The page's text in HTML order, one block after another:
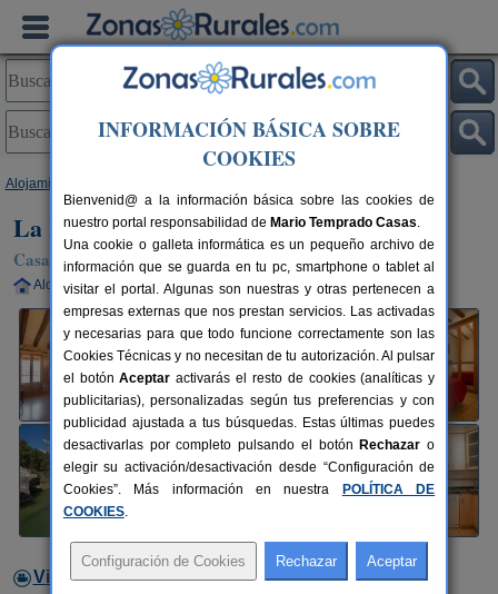
Alojamientos
La Posada Caseres
Casa Rural en Caseres (Tarragona)
Alquiler completo 2-5+1 plazas 100 km de Tarragona
Video
INFORMACIÓN BÁSICA SOBRE
COOKIES
Bienvenid@ a la información básica sobre las cookies de
nuestro portal responsabilidad de Mario Temprado Casas.
Una cookie o galleta informática es un pequeño archivo de
información que se guarda en tu pc, smartphone o tablet al
visitar el portal. Algunas son nuestras y otras pertenecen a
empresas externas que nos prestan servicios. Las activadas
y necesarias para que todo funcione correctamente son las
Cookies Técnicas y no necesitan de tu autorización. Al pulsar
el botónAceptar activarás el resto de cookies (analíticas y
publicitarias), personalizadas según tus preferencias y con
publicidad ajustada a tus búsquedas. Estas últimas puedes
desactivarlas por completo pulsando el botón Rechazar o
elegir su activación/desactivación desde “Configuración de
Cookies”. Más información en nuestra
POLÍTICA DE
COOKIES.